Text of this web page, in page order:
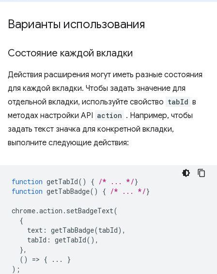
Варианты использования
Состояние каждой вкладки
Действия расширения могут иметь разные состояния
для каждой вкладки. Чтобы задать значение для
отдельной вкладки, используйте свойство tabId в
методах настройки API action . Например, чтобы
задать текст значка для конкретной вкладки,
выполните следующие действия:
function getTabId() { /* ... */}
function getTabBadge() { /* ... */}
chrome.action . setBadgeText(
{
text : getTabBadge(tabId),
tabId : getTabId(),
},
()
=> { ...
}
);